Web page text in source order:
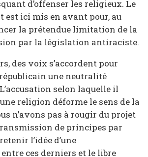
d’offenser les religieux. Le
est ici mis en avant pour, au
la prétendue limitation de la
par la législation antiraciste.
des voix s’accordent pour
une neutralité
selon laquelle il
religion déforme le sens de la
n’avons pas à rougir du projet
de principes par
l’idée d’une
ces derniers et le libre